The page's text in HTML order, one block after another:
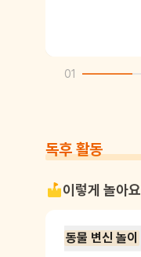
01
독후 활동
이렇게 놀아요
동물 변신 놀이